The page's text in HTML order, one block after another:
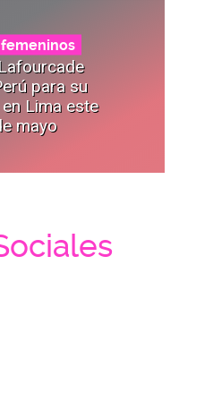
para su
Lima este
mayo